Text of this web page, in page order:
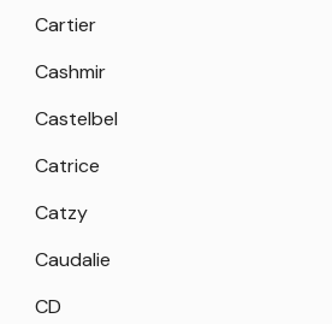
Cartier
Cashmir
Castelbel
Catrice
Catzy
Caudalie
CD